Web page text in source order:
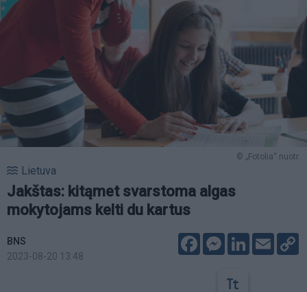
© „Fotolia“ nuotr.
Lietuva
Jakštas: kitąmet svarstoma algas
mokytojams kelti du kartus
BNS
2023-08-20 13:48
FacebookMessenger
LinkedIn
Email